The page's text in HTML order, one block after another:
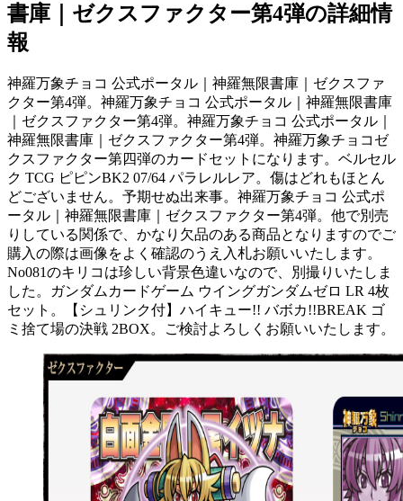
書庫｜ゼクスファクター第4弾の詳細情
報
神羅万象チョコ 公式ポータル｜神羅無限書庫｜ゼクスファ
クター第4弾。神羅万象チョコ 公式ポータル｜神羅無限書庫
｜ゼクスファクター第4弾。神羅万象チョコ 公式ポータル｜
神羅無限書庫｜ゼクスファクター第4弾。神羅万象チョコゼ
クスファクター第四弾のカードセットになります。ベルセル
ク TCG ピピンBK2 07/64 パラレルレア。傷はどれもほとん
どございません。予期せぬ出来事。神羅万象チョコ 公式ポ
ータル｜神羅無限書庫｜ゼクスファクター第4弾。他で別売
りしている関係で、かなり欠品のある商品となりますのでご
購入の際は画像をよく確認のうえ入札お願いいたします。
No081のキリコは珍しい背景色違いなので、別撮りいたしま
した。ガンダムカードゲーム ウイングガンダムゼロ LR 4枚
セット。【シュリンク付】ハイキュー!! バボカ!!BREAK ゴ
ミ捨て場の決戦 2BOX。ご検討よろしくお願いいたします。